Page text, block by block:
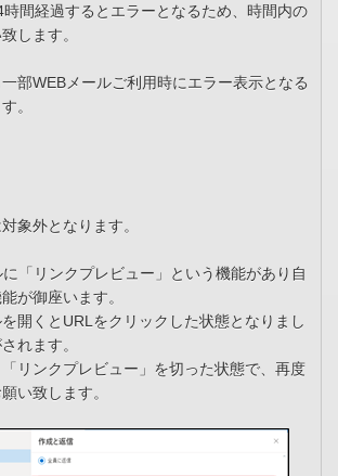
時間経過するとエラーとなるため、時間内の
します。
部WEBメールご利用時にエラー表示となる
。
象外となります。
「リンクプレビュー」という機能があり自
が御座います。
開くとURLをクリックした状態となりまし
れます。
リンクプレビュー」を切った状態で、再度
い致します。